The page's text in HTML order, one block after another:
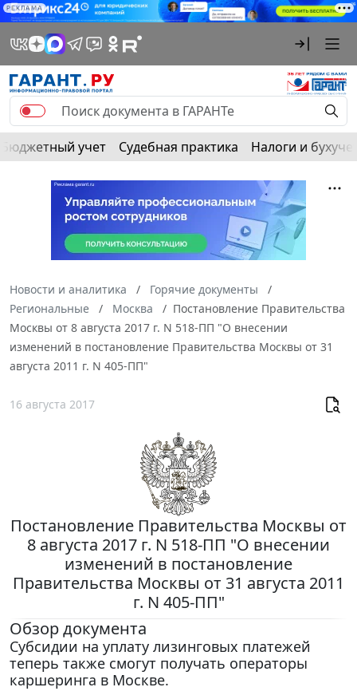
РЕКЛАМА
Бюджетный учет Судебная практика Налоги и
Новости и аналитика
Горячие документы
Региональные
Москва
Постановление Правительства
Москвы от 8 августа 2017 г. N 518-ПП "О внесении
изменений в постановление Правительства Москвы от 31
августа 2011 г. N 405-ПП"
16 августа 2017
Постановление Правительства Москвы от
8 августа 2017 г. N 518-ПП "О внесении
изменений в постановление
Правительства Москвы от 31 августа 2011
г. N 405-ПП"
Обзор документа
Субсидии на уплату лизинговых платежей
теперь также смогут получать операторы
каршеринга в Москве.